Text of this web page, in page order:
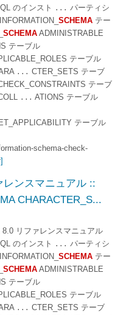
のインスト
...
パーティシ
SCHEMA テー
SCHEMA ADMINISTRABLE
テーブル
テーブル
... CTER_SETS テーブ
テーブ
... ATIONS テーブル
テーブル
schema-check-
レンスマニュアル ::
CHARACTER_S...
リファレンスマニュアル
のインスト
... パーティシ
SCHEMA テー
SCHEMA ADMINISTRABLE
テーブル
テーブル
... CTER_SETS テーブ